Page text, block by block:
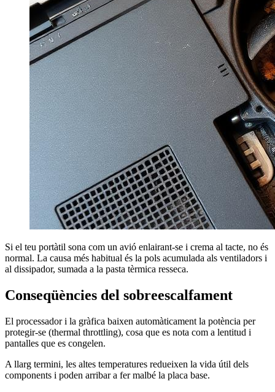
Si el teu portàtil sona com un avió enlairant-se i crema al tacte, no és
normal. La causa més habitual és la pols acumulada als ventiladors i
al dissipador, sumada a la pasta tèrmica resseca.
Conseqüències del sobreescalfament
El processador i la gràfica baixen automàticament la potència per
protegir-se (thermal throttling), cosa que es nota com a lentitud i
pantalles que es congelen.
A llarg termini, les altes temperatures redueixen la vida útil dels
components i poden arribar a fer malbé la placa base.